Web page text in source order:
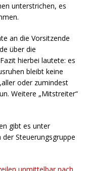
unterstrichen, es
an die Vorsitzende
über die
hierbei lautete: es
bleibt keine
oder zumindest
Weitere „Mitstreiter“
gibt es unter
Steuerungsgruppe
unmittelbar nach